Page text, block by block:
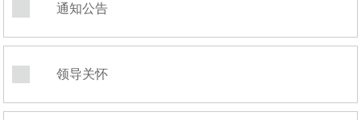
通知公告
领导关怀